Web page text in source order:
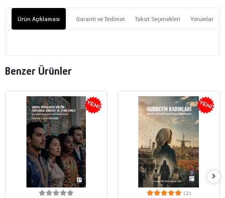
Ürün Açıklaması Garanti ve Teslimat Taksit Seçenekleri Yorumlar
Benzer Ürünler
(2)